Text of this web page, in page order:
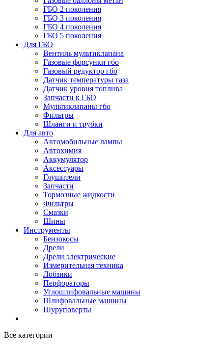
ГБО 2 поколения
ГБО 3 поколения
ГБО 4 поколения
ГБО 5 поколения
Для ГБО
Вентиль мультиклапана
Газовые форсунки гбо
Газовый редуктор гбо
Датчик температуры газа
Датчик уровня топлива
Запчасти к ГБО
Мультиклапаны гбо
Фильтры
Шланги и трубки
Для авто
Автомобильные лампы
Автохимия
Аккумулятор
Аксессуары
Глушители
Запчасти
Тормозные жидкости
Фильтры
Смазки
Шины
Инструменты
Бензокосы
Дрели
Дрели электрические
Измерительная техника
Лобзики
Перфораторы
Углошлифовальные машины
Шлифовальные машины
Шуруповерты
Все категории